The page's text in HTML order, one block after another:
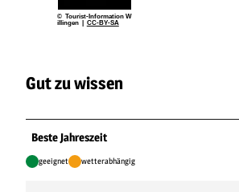
© Tourist-Information W
illingen | CC-BY-SA
Gut zu wissen
Beste Jahreszeit
geeignet wetterabhängig